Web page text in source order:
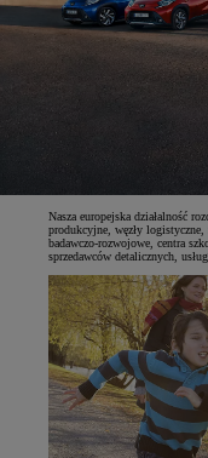
Nasza europejska działalność
produkcyjne, węzły
badawczo-rozwojowe, centra
sprzedawców detalicznych,